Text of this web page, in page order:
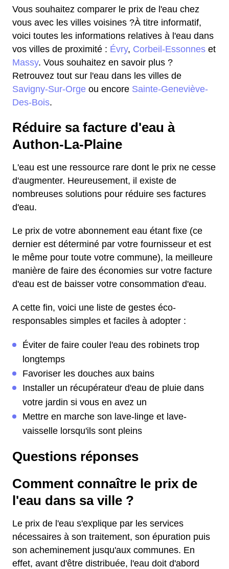
Vous souhaitez comparer le prix de l'eau chez
vous avec les villes voisines ?À titre informatif,
voici toutes les informations relatives à l'eau dans
vos villes de proximité : Évry, Corbeil-Essonnes et
Massy. Vous souhaitez en savoir plus ?
Retrouvez tout sur l'eau dans les villes de
Savigny-Sur-Orge ou encore Sainte-Geneviève-
Des-Bois.
Réduire sa facture d'eau à
Authon-La-Plaine
L'eau est une ressource rare dont le prix ne cesse
d'augmenter. Heureusement, il existe de
nombreuses solutions pour réduire ses factures
d'eau.
Le prix de votre abonnement eau étant fixe (ce
dernier est déterminé par votre fournisseur et est
le même pour toute votre commune), la meilleure
manière de faire des économies sur votre facture
d'eau est de baisser votre consommation d'eau.
A cette fin, voici une liste de gestes éco-
responsables simples et faciles à adopter :
Éviter de faire couler l'eau des robinets trop
longtemps
Favoriser les douches aux bains
Installer un récupérateur d'eau de pluie dans
votre jardin si vous en avez un
Mettre en marche son lave-linge et lave-
vaisselle lorsqu'ils sont pleins
Questions réponses
Comment connaître le prix de
l'eau dans sa ville ?
Le prix de l'eau s'explique par les services
nécessaires à son traitement, son épuration puis
son acheminement jusqu'aux communes. En
effet, avant d'être distribuée, l'eau doit d'abord